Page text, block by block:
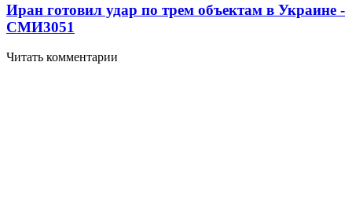
Иран готовил удар по трем объектам в Украине -
СМИ3051
Читать комментарии